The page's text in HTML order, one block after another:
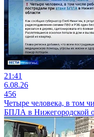
21:41
6.08.26
456
Четыре человека, в том
БПЛА в Нижегородской